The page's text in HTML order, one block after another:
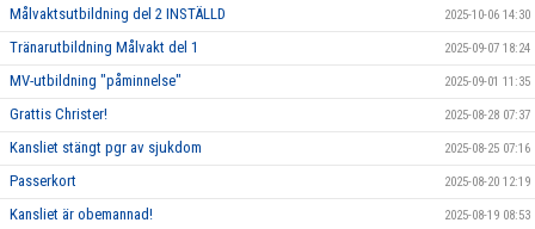
Målvaktsutbildning del 2 INSTÄLLD 2025-10-06 14:30
Tränarutbildning Målvakt del 1 2025-09-07 18:24
MV-utbildning "påminnelse" 2025-09-01 11:35
Grattis Christer! 2025-08-28 07:37
Kansliet stängt pgr av sjukdom 2025-08-25 07:16
Passerkort 2025-08-20 12:19
Kansliet är obemannad! 2025-08-19 08:53